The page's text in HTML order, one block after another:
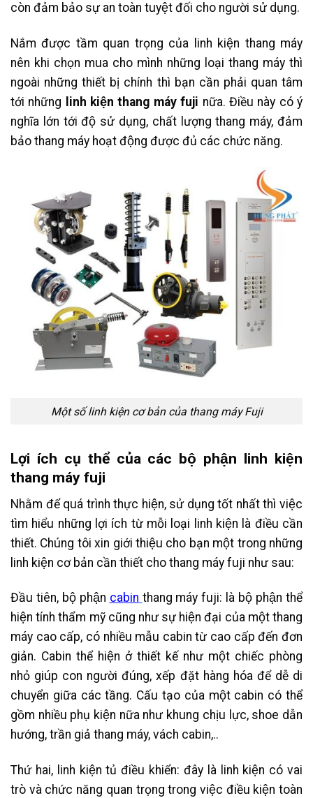
còn đảm bảo sự an toàn tuyệt đối cho người sử dụng.
Nắm được tầm quan trọng của linh kiện thang máy
nên khi chọn mua cho mình những loại thang máy thì
ngoài những thiết bị chính thì bạn cần phải quan tâm
tới những
linh kiện thang máy fuji nữa. Điều này có ý
nghĩa lớn tới độ sử dụng, chất lượng thang máy, đảm
bảo thang máy hoạt động được đủ các chức năng.
Một số linh kiện cơ bản của thang máy Fuji
Lợi ích cụ thể của các bộ phận linh kiện
thang máy fuji
Nhằm để quá trình thực hiện, sử dụng tốt nhất thì việc
tìm hiểu những lợi ích từ mỗi loại linh kiện là điều cần
thiết. Chúng tôi xin giới thiệu cho bạn một trong những
linh kiện cơ bản cần thiết cho thang máy fuji như sau:
Đầu tiên, bộ phận cabin thang máy fuji: là bộ phận thể
hiện tính thẩm mỹ cũng như sự hiện đại của một thang
máy cao cấp, có nhiều mẫu cabin từ cao cấp đến đơn
giản. Cabin thể hiện ở thiết kế như một chiếc phòng
nhỏ giúp con người đúng, xếp đặt hàng hóa để dễ di
chuyển giữa các tầng. Cấu tạo của một cabin có thể
gồm nhiều phụ kiện nữa như khung chịu lực, shoe dẫn
hướng, trần giả thang máy, vách cabin,..
Thứ hai, linh kiện tủ điều khiển: đây là linh kiện có vai
trò và chức năng quan trọng trong việc điều kiện toàn